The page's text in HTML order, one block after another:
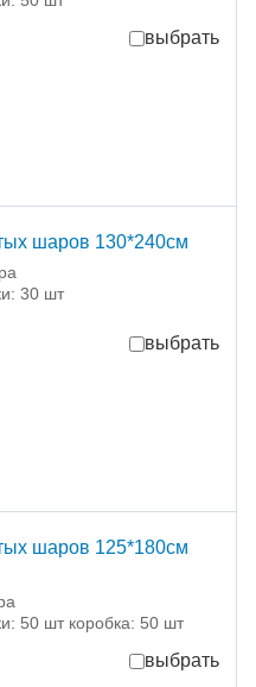
выбрать
шаров 130*240см
30 шт
выбрать
шаров 125*180см
50 шт коробка: 50 шт
выбрать